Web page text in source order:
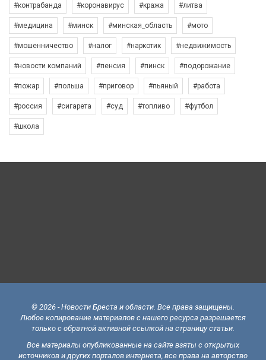
#контрабанда #коронавирус #кража #литва
#медицина #минск #минская_область #мото
#мошенничество #налог #наркотик #недвижимость
#новости компаний #пенсия #пинск #подорожание
#пожар #польша #приговор #пьяный #работа
#россия #сигарета #суд #топливо #футбол
#школа
© 2026 - Новости Бреста и области. Все права защищены.
Любое копирование материалов с нашего ресурса разрешается
только с обратной активной ссылкой на страницу статьи.
Все материалы опубликованные на сайте взяты с открытых
источников и других порталов интернета, все права на авторство